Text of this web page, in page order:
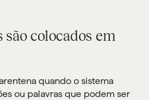
são colocados em
quando o sistema
ou palavras que podem ser